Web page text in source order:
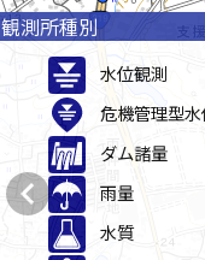
観測所種別
水位観測
危機管理型
ダム諸量
雨量
水質
chevron_left